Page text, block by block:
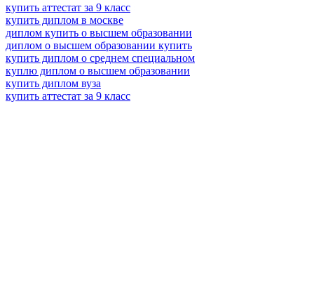
купить аттестат за 9 класс
купить диплом в москве
диплом купить о высшем образовании
диплом о высшем образовании купить
купить диплом о среднем специальном
куплю диплом о высшем образовании
купить диплом вуза
купить аттестат за 9 класс